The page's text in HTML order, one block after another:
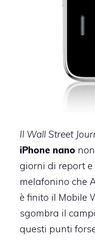
Il Wall Street
iPhone nano
giorni di report
melafonino che
è finito il Mobile
sgombra il
questi punti